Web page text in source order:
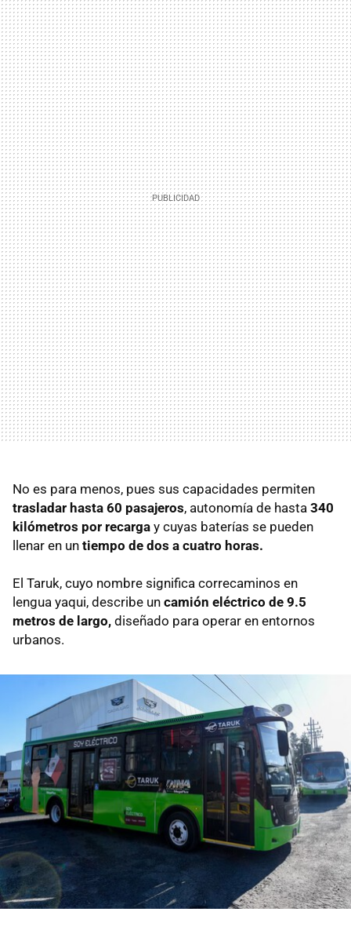
No es para menos, pues sus capacidades permiten
trasladar hasta 60 pasajeros, autonomía de hasta 340
kilómetros por recarga y cuyas baterías se pueden
llenar en un tiempo de dos a cuatro horas.
El Taruk, cuyo nombre significa correcaminos en
lengua yaqui, describe un camión eléctrico de 9.5
metros de largo, diseñado para operar en entornos
urbanos.